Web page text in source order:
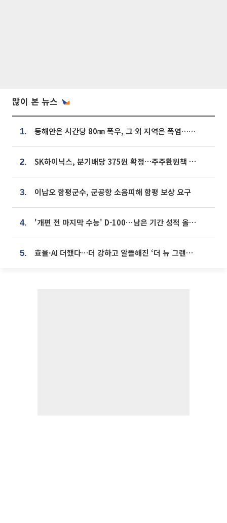
많이 본 뉴스
1. 동해안은 시간당 80㎜ 폭우, 그 외 지역은 폭염…‘극과 극 날씨’
2. SK하이닉스, 분기배당 375원 확정…주주환원책 9월로 앞당겨 발표
3. 이남오 함평군수, 군공항 소음피해 함평 보상 요구
4. '개편 전 마지막 수능' D-100⋯남은 기간 성적 올릴 전략은
5. 효율·AI 더했다…더 강하고 알뜰해진 ‘더 뉴 그랜저 하이브리드’ [ET의 모빌리티]